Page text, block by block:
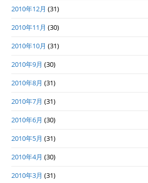
2010年12月 (31)
2010年11月 (30)
2010年10月 (31)
2010年9月 (30)
2010年8月 (31)
2010年7月 (31)
2010年6月 (30)
2010年5月 (31)
2010年4月 (30)
2010年3月 (31)